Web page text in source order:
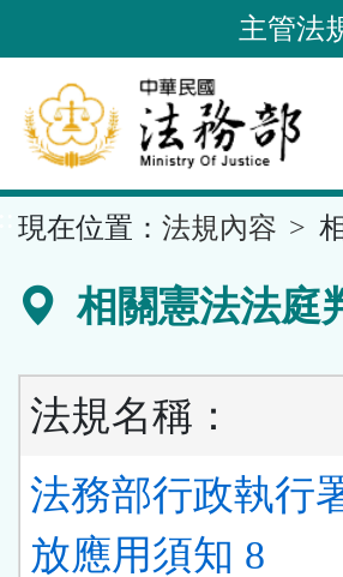
到
要
內
容
區
主管法
現在位置： 法規內容
相關憲法法庭
法規名稱：
法務部行政執行
放應用須知 8